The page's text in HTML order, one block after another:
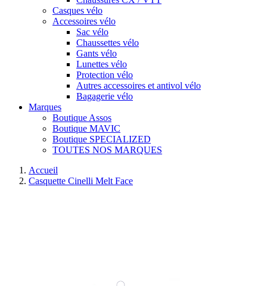
Casques vélo
Accessoires vélo
Sac vélo
Chaussettes vélo
Gants vélo
Lunettes vélo
Protection vélo
Autres accessoires et antivol vélo
Bagagerie vélo
Marques
Boutique Assos
Boutique MAVIC
Boutique SPECIALIZED
TOUTES NOS MARQUES
Accueil
Casquette Cinelli Melt Face